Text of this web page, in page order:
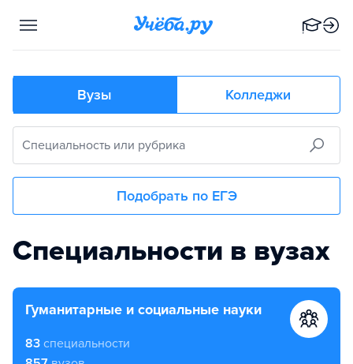
Вузы Колледжи
Специальность или рубрика
Подобрать по ЕГЭ
Выберите предметы ЕГЭ
Специальности в вузах
гуманитарные и социальные науки
83 специальности